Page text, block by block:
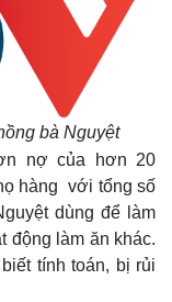
bà Nguyệt
nợ của hơn 20
hàng với tổng số
dùng để làm
động làm ăn khác.
tính toán, bị rủi